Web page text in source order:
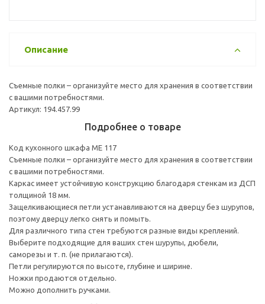
Описание
Съемные полки – организуйте место для хранения в соответствии
с вашими потребностями.
Артикул: 194.457.99
Подробнее о товаре
Код кухонного шкафа ME 117
Съемные полки – организуйте место для хранения в соответствии
с вашими потребностями.
Каркас имеет устойчивую конструкцию благодаря стенкам из ДСП
толщиной 18 мм.
Защелкивающиеся петли устанавливаются на дверцу без шурупов,
поэтому дверцу легко снять и помыть.
Для различного типа стен требуются разные виды креплений.
Выберите подходящие для ваших стен шурупы, дюбели,
саморезы и т. п. (не прилагаются).
Петли регулируются по высоте, глубине и ширине.
Ножки продаются отдельно.
Можно дополнить ручками.